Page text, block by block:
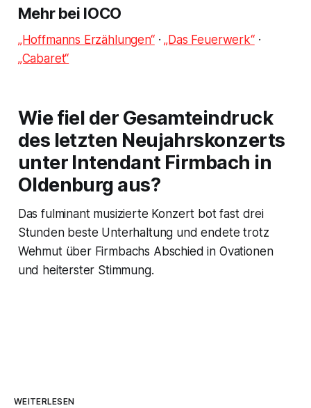
Mehr bei IOCO
„Hoffmanns Erzählungen“·„Das Feuerwerk“·
„Cabaret“
Wie fiel der Gesamteindruck
des letzten Neujahrskonzerts
unter Intendant Firmbach in
Oldenburg aus?
Das fulminant musizierte Konzert bot fast drei
Stunden beste Unterhaltung und endete trotz
Wehmut über Firmbachs Abschied in Ovationen
und heiterster Stimmung.
WEITERLESEN